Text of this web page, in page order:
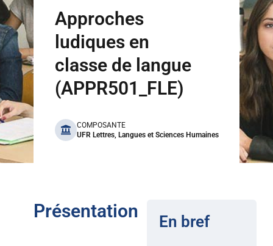
Approches
ludiques en
classe de langue
(APPR501_FLE)
benefits
COMPOSANTE
UFR Lettres, Langues et Sciences Humaines
Présentation En bref